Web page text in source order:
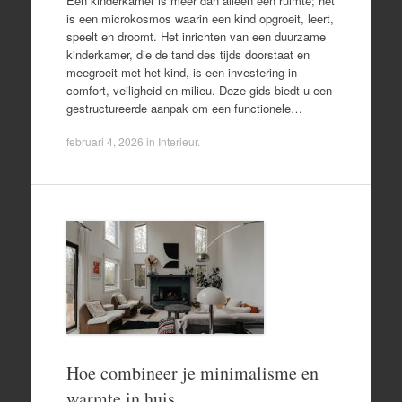
is een microkosmos waarin een kind opgroeit, leert,
speelt en droomt. Het inrichten van een duurzame
kinderkamer, die de tand des tijds doorstaat en
meegroeit met het kind, is een investering in
comfort, veiligheid en milieu. Deze gids biedt u een
gestructureerde aanpak om een functionele…
februari 4, 2026 in Interieur.
Hoe combineer je minimalisme en